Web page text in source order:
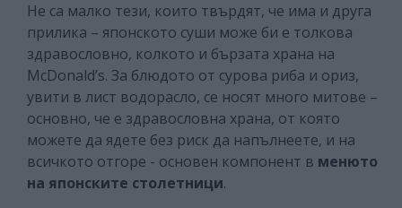
Не са малко тези, които твърдят, че има и друга
прилика – японското суши може би е толкова
здравословно, колкото и бързата храна на
McDonald’s. За блюдото от сурова риба и ориз,
увити в лист водорасло, се носят много митове –
основно, че е здравословна храна, от която
можете да ядете без риск да напълнеете, и на
всичкото отгоре - основен компонент в менюто
на японските столетници.